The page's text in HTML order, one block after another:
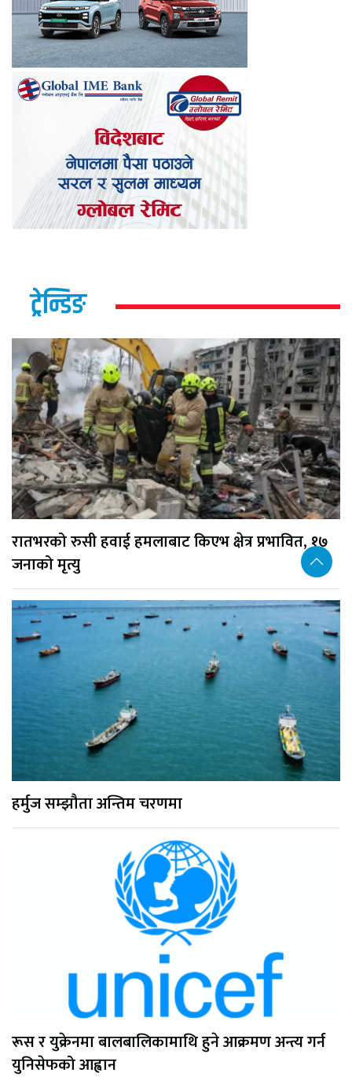
ट्रेन्डिङ
रातभरको रुसी हवाई हमलाबाट किएभ क्षेत्र प्रभावित, १७
जनाको मृत्यु
हर्मुज सम्झौता अन्तिम चरणमा
रूस र युक्रेनमा बालबालिकामाथि हुने आक्रमण अन्त्य गर्न
युनिसेफको आह्वान